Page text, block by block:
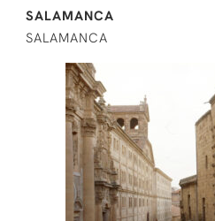
SALAMANCA
SALAMANCA